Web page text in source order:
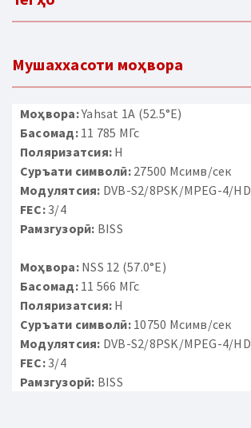
Мушаххасоти моҳвора
Моҳвора:Yahsat 1A (52.5°E)
Басомад:11 785 МГс
Поляризатсия: H
Суръати символӣ:27500 Мсимв/сек
Модулятсия: DVB-S2/8PSK/MPEG-4/HD
FEC:3/4
Рамзгузорӣ: BISS
Моҳвора:NSS 12 (57.0°E)
Басомад:11 566 МГс
Поляризатсия: H
Суръати символӣ:10750 Мсимв/сек
Модулятсия: DVB-S2/8PSK/MPEG-4/HD
FEC:3/4
Рамзгузорӣ: BISS